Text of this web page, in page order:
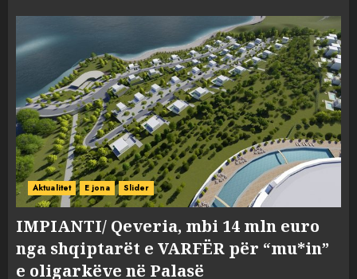
Aktualitet E jona Slider
IMPIANTI/ Qeveria, mbi 14 mln euro
nga shqiptarët e VARFËR për “mu*in”
e oligarkëve në Palasë